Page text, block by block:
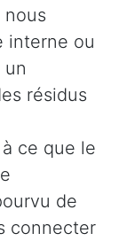
nous
interne ou
un
résidus
ce que le
de
connecter